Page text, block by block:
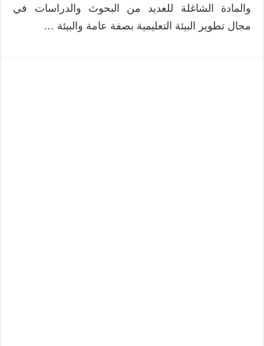
والمادة الشاغلة للعديد من البحوث والدراسات في
مجال تطوير البيئة التعليمية بصفة عامة والبيئة …